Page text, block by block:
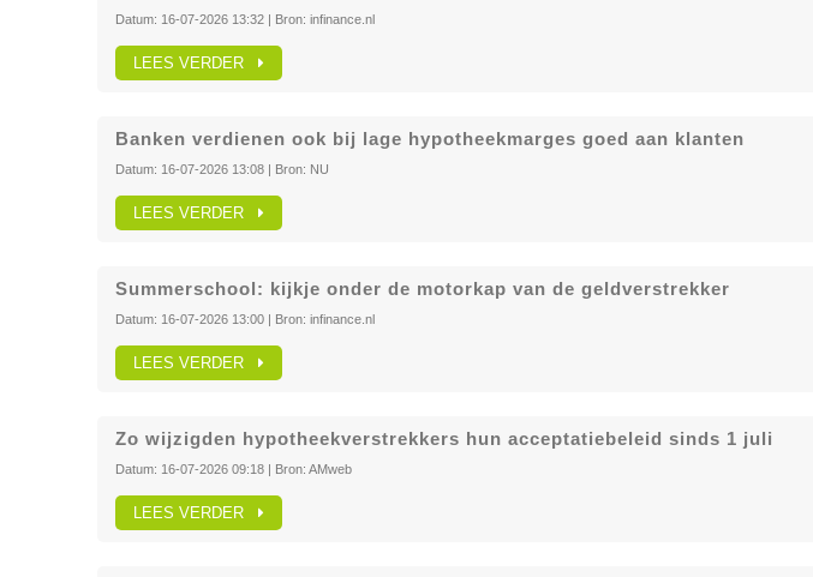
Datum: 16-07-2026 13:32| Bron: infinance.nl
LEES VERDER
Banken verdienen ook bij lage hypotheekmarges goed aan klanten
Datum: 16-07-2026 13:08| Bron: NU
LEES VERDER
Summerschool: kijkje onder de motorkap van de geldverstrekker
Datum: 16-07-2026 13:00| Bron: infinance.nl
LEES VERDER
Zo wijzigden hypotheekverstrekkers hun acceptatiebeleid sinds 1 juli
Datum: 16-07-2026 09:18| Bron: AMweb
LEES VERDER